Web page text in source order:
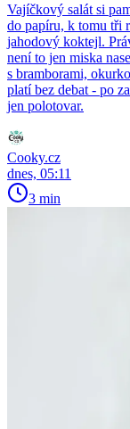
Vajíčkový salát si
do papíru, k tomu tři
jahodový koktejl.
není to jen miska
s bramborami,
platí bez debat - po
jen polotovar.
Cooky.cz
dnes, 05:11
3 min